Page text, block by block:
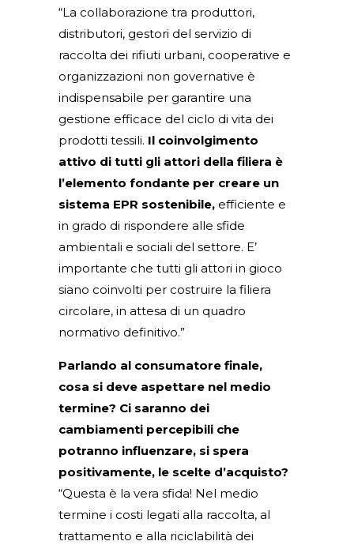
“La collaborazione tra produttori,
distributori, gestori del servizio di
raccolta dei rifiuti urbani, cooperative e
organizzazioni non governative è
indispensabile per garantire una
gestione efficace del ciclo di vita dei
prodotti tessili. Il coinvolgimento
attivo di tutti gli attori della filiera è
l’elemento fondante per creare un
sistema EPR sostenibile, efficiente e
in grado di rispondere alle sfide
ambientali e sociali del settore. E’
importante che tutti gli attori in gioco
siano coinvolti per costruire la filiera
circolare, in attesa di un quadro
normativo definitivo.”
Parlando al consumatore finale,
cosa si deve aspettare nel medio
termine? Ci saranno dei
cambiamenti percepibili che
potranno influenzare, si spera
positivamente, le scelte d’acquisto?
“Questa è la vera sfida! Nel medio
termine i costi legati alla raccolta, al
trattamento e alla riciclabilità dei